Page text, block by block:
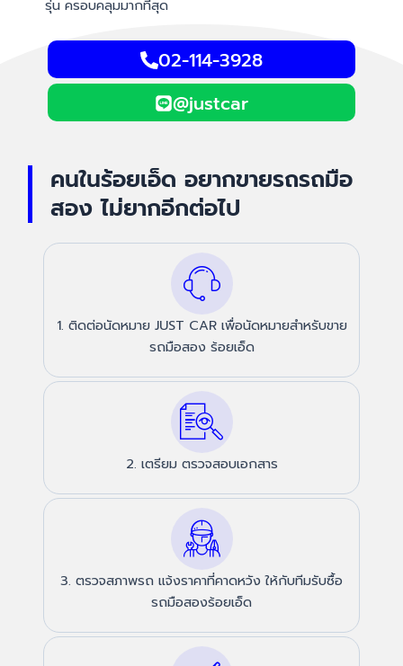
รุ่น ครอบคลุมมากที่สุด
02-114-3928
@justcar
คนในร้อยเอ็ด อยากขายรถรถมือ
สอง ไม่ยากอีกต่อไป
1. ติดต่อนัดหมาย JUST CAR เพื่อนัดหมายสำหรับขาย
รถมือสอง ร้อยเอ็ด
2. เตรียม ตรวจสอบเอกสาร
3. ตรวจสภาพรถ แจ้งราคาที่คาดหวัง ให้กับทีมรับซื้อ
รถมือสองร้อยเอ็ด